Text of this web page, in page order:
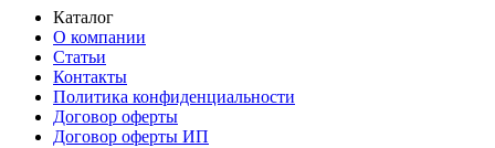
Каталог
О компании
Статьи
Контакты
Политика конфиденциальности
Договор оферты
Договор оферты ИП